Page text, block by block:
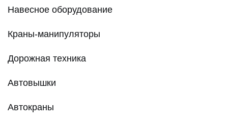
Навесное оборудование
Краны-манипуляторы
Дорожная техника
Автовышки
Автокраны